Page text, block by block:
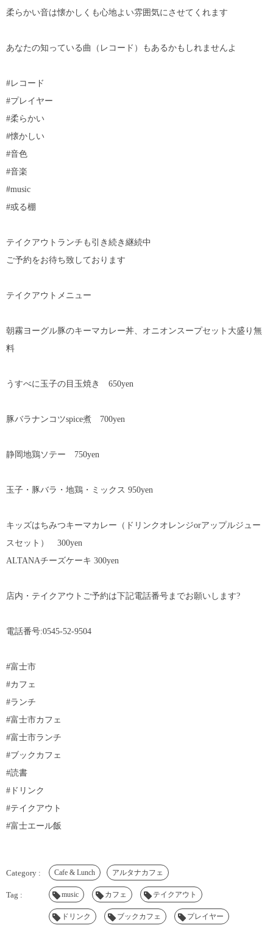
柔らかい音は懐かしくも心地よい雰囲気にさせてくれます
あなたの知っている曲（レコード）もあるかもしれませんよ
#レコード
#プレイヤー
#柔らかい
#懐かしい
#音色
#音楽
#music
#或る棚
テイクアウトランチも引き続き継続中️
ご予約をお待ち致しております
テイクアウトメニュー
朝霧ヨーグル豚のキーマカレー丼、オニオンスープセット大盛り無
料
うすべに玉子の目玉焼き 650yen
豚バラナンコツspice煮 700yen
静岡地鶏ソテー 750yen
玉子・豚バラ・地鶏・ミックス 950yen
キッズはちみつキーマカレー（ドリンクオレンジorアップルジュー
スセット） 300yen
ALTANAチーズケーキ 300yen
店内・テイクアウトご予約は下記電話番号までお願いします?
電話番号:0545-52-9504
#富士市
#カフェ
#ランチ
#富士市カフェ
#富士市ランチ
#ブックカフェ
#読書
#ドリンク
#テイクアウト
#富士エール飯
Cafe & Lunch アルタナカフェ
music カフェ テイクアウト
ドリンク ブックカフェ プレイヤー